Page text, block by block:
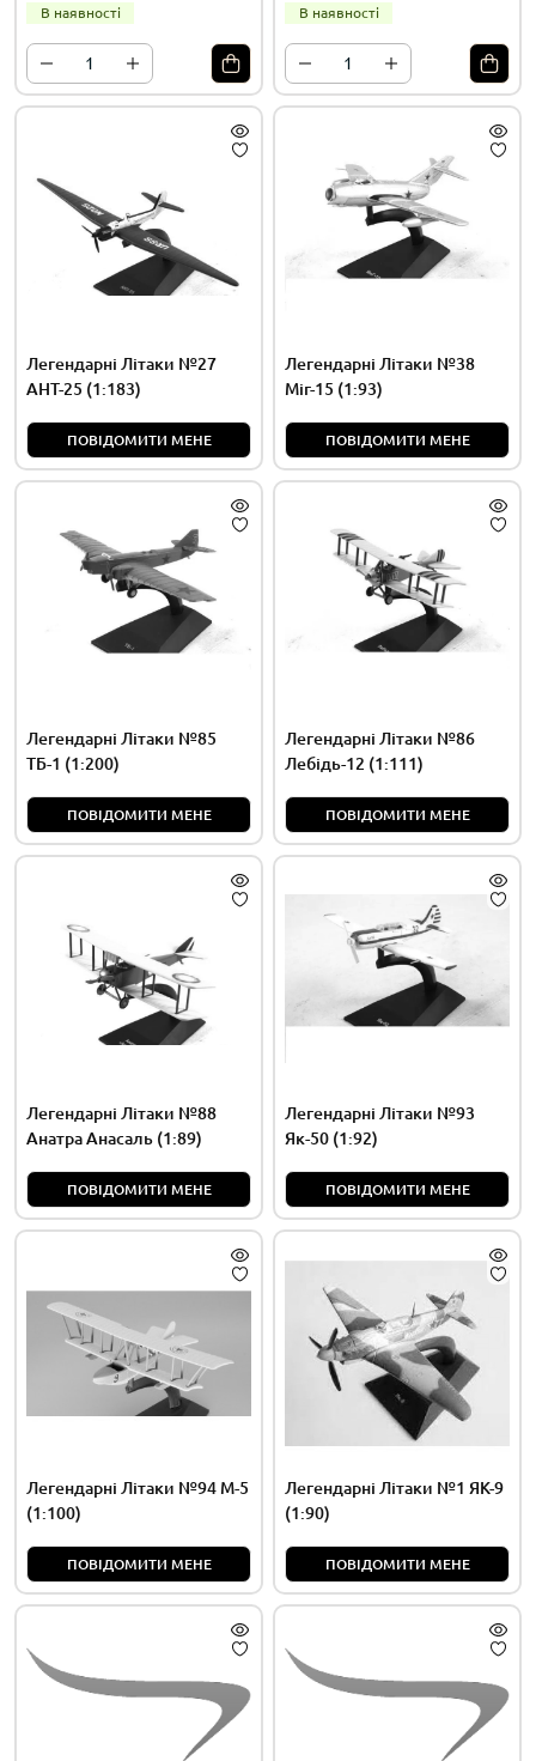
В наявності В наявності
Легендарні Літаки №27
АНТ-25 (1:183)
ПОВІДОМИТИ МЕНЕ
Легендарні Літаки №38
Міг-15 (1:93)
ПОВІДОМИТИ МЕНЕ
Легендарні Літаки №85
ТБ-1 (1:200)
ПОВІДОМИТИ МЕНЕ
Легендарні Літаки №86
Лебідь-12 (1:111)
ПОВІДОМИТИ МЕНЕ
Легендарні Літаки №88
Анатра Анасаль (1:89)
ПОВІДОМИТИ МЕНЕ
Легендарні Літаки №93
Як-50 (1:92)
ПОВІДОМИТИ МЕНЕ
Легендарні Літаки №94 М-5
(1:100)
ПОВІДОМИТИ МЕНЕ
Легендарні Літаки №1 ЯК-9
(1:90)
ПОВІДОМИТИ МЕНЕ